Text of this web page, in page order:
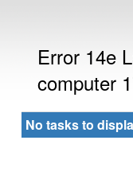
Error 14e
computer
No tasks to